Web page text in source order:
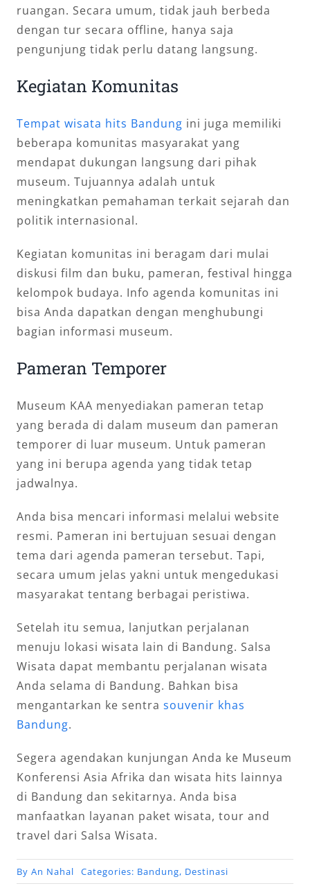
ruangan. Secara umum, tidak jauh berbeda
dengan tur secara offline, hanya saja
pengunjung tidak perlu datang langsung.
Kegiatan Komunitas
Tempat wisata hits Bandung ini juga memiliki
beberapa komunitas masyarakat yang
mendapat dukungan langsung dari pihak
museum. Tujuannya adalah untuk
meningkatkan pemahaman terkait sejarah dan
politik internasional.
Kegiatan komunitas ini beragam dari mulai
diskusi film dan buku, pameran, festival hingga
kelompok budaya. Info agenda komunitas ini
bisa Anda dapatkan dengan menghubungi
bagian informasi museum.
Pameran Temporer
Museum KAA menyediakan pameran tetap
yang berada di dalam museum dan pameran
temporer di luar museum. Untuk pameran
yang ini berupa agenda yang tidak tetap
jadwalnya.
Anda bisa mencari informasi melalui website
resmi. Pameran ini bertujuan sesuai dengan
tema dari agenda pameran tersebut. Tapi,
secara umum jelas yakni untuk mengedukasi
masyarakat tentang berbagai peristiwa.
Setelah itu semua, lanjutkan perjalanan
menuju lokasi wisata lain di Bandung. Salsa
Wisata dapat membantu perjalanan wisata
Anda selama di Bandung. Bahkan bisa
mengantarkan ke sentra souvenir khas
Bandung.
Segera agendakan kunjungan Anda ke Museum
Konferensi Asia Afrika dan wisata hits lainnya
di Bandung dan sekitarnya. Anda bisa
manfaatkan layanan paket wisata, tour and
travel dari Salsa Wisata.
By An Nahal Categories: Bandung, Destinasi